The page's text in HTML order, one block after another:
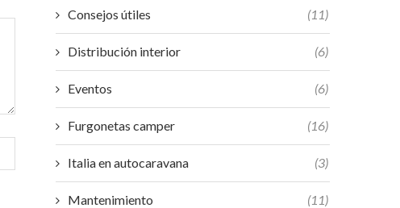
Consejos útiles (11)
Distribución interior (6)
Eventos (6)
Furgonetas camper (16)
Italia en autocaravana (3)
Mantenimiento (11)